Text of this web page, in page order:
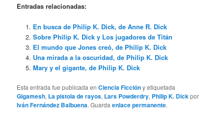
Entradas relacionadas:
En busca de Philip K. Dick, de Anne R. Dick
Sobre Philip K. Dick y Los jugadores de Titán
El mundo que Jones creó, de Philip K. Dick
Una mirada a la oscuridad, de Philip K. Dick
Mary y el gigante, de Philip K. Dick
Esta entrada fue publicada enCiencia Ficcióny etiquetada
Gigamesh, La pistola de rayos, Lars Powderdry, Philip K. Dickpor
Iván Fernández Balbuena. Guardaenlace permanente.